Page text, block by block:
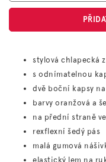
stylová chlapecká
s odnímatelnou
dvě boční kapsy
barvy oranžová a
na přední straně
rexflexní šedý pás
malá gumová
elastický lem na